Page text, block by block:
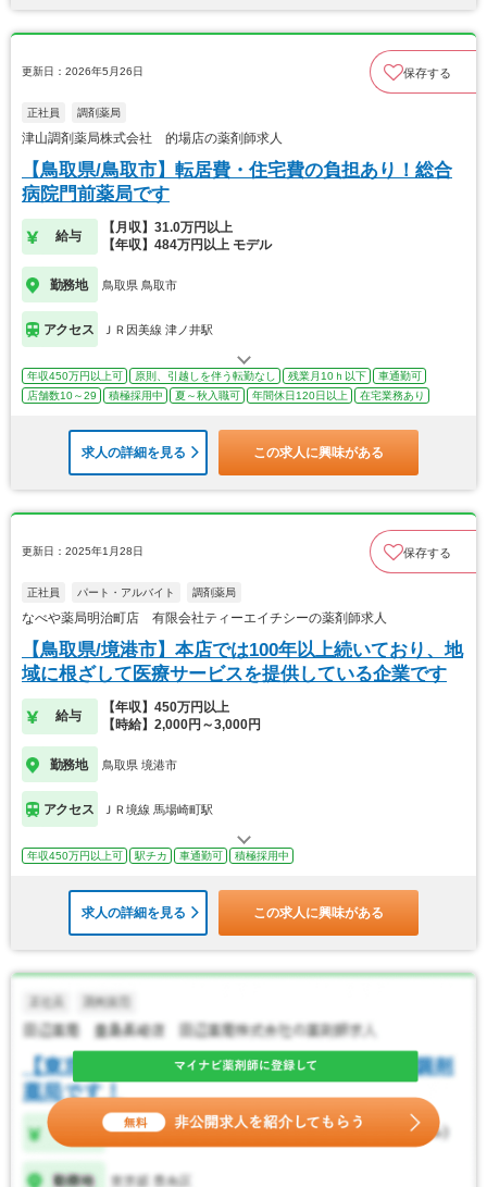
更新日：2026年5月26日 保存する
正社員 調剤薬局
津山調剤薬局株式会社 的場店の薬剤師求人
【鳥取県/鳥取市】転居費・住宅費の負担あり！総合
病院門前薬局です
給与
【月収】31.0万円以上
【年収】484万円以上 モデル
勤務地 鳥取県 鳥取市
アクセス ＪＲ因美線 津ノ井駅
年収450万円以上可 原則、引越しを伴う転勤なし 残業月10ｈ以下
車通勤可
店舗数10～29
積極採用中 夏～秋入職可 年間休日120日以上 在宅業務あり
求人の詳細を見る この求人に興味がある
更新日：2025年1月28日 保存する
正社員 パート・アルバイト 調剤薬局
なべや薬局明治町店 有限会社ティーエイチシーの薬剤師求人
【鳥取県/境港市】本店では100年以上続いており、地
域に根ざして医療サービスを提供している企業です
給与
【年収】450万円以上
【時給】2,000円～3,000円
勤務地 鳥取県 境港市
アクセス ＪＲ境線 馬場崎町駅
年収450万円以上可 駅チカ 車通勤可 積極採用中
求人の詳細を見る この求人に興味がある